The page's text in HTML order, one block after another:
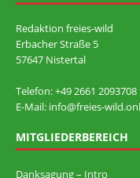
Redaktion freies-wild
Erbacher Straße 5
57647 Nistertal
Telefon: +49 ‭2661 2093708
E-Mail: info@freies-
MITGLIEDERBEREICH
Danksagung – Intro